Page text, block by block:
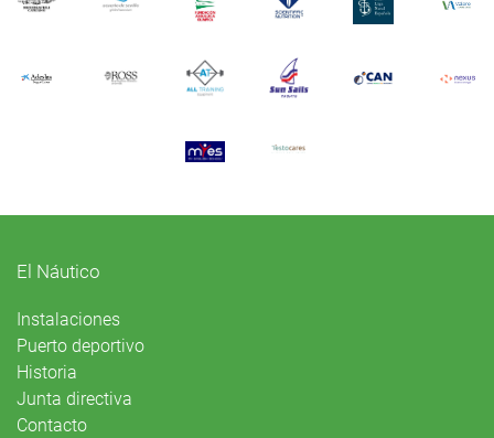
El Náutico
Instalaciones
Puerto deportivo
Historia
Junta directiva
Contacto